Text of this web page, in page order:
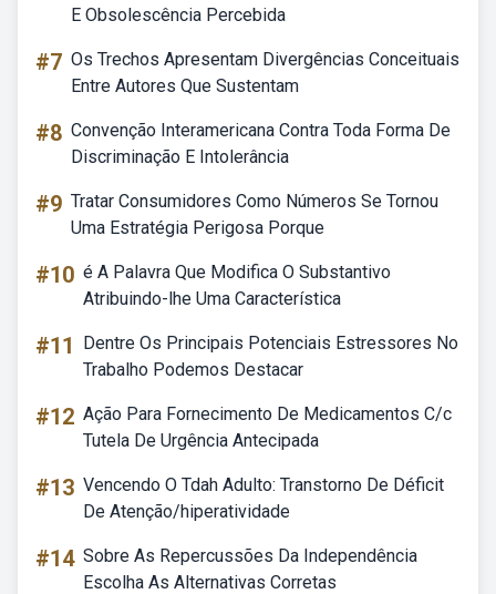
E Obsolescência Percebida
#7 Os Trechos Apresentam Divergências Conceituais
Entre Autores Que Sustentam
#8 Convenção Interamericana Contra Toda Forma De
Discriminação E Intolerância
#9 Tratar Consumidores Como Números Se Tornou
Uma Estratégia Perigosa Porque
#10 é A Palavra Que Modifica O Substantivo
Atribuindo-lhe Uma Característica
#11
Dentre Os Principais Potenciais Estressores No
Trabalho Podemos Destacar
#12 Ação Para Fornecimento De Medicamentos C/c
Tutela De Urgência Antecipada
#13 Vencendo O Tdah Adulto: Transtorno De Déficit
De Atenção/hiperatividade
#14 Sobre As Repercussões Da Independência
Escolha As Alternativas Corretas